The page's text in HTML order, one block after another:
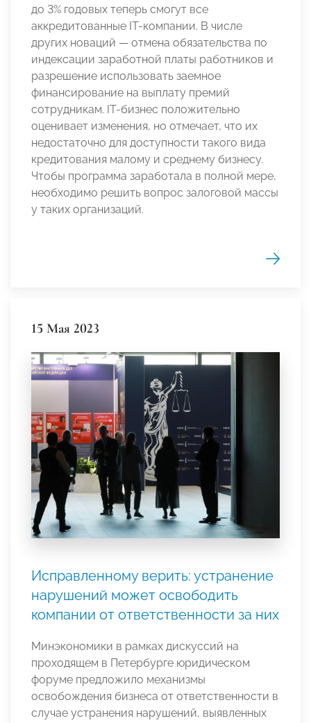
до 3% годовых теперь смогут все
аккредитованные IT-компании. В числе
других новаций — отмена обязательства по
индексации заработной платы работников и
разрешение использовать заемное
финансирование на выплату премий
сотрудникам. IT-бизнес положительно
оценивает изменения, но отмечает, что их
недостаточно для доступности такого вида
кредитования малому и среднему бизнесу.
Чтобы программа заработала в полной мере,
необходимо решить вопрос залоговой массы
у таких организаций.
15 Мая 2023
Исправленному верить: устранение
нарушений может освободить
компании от ответственности за них
Минэкономики в рамках дискуссий на
проходящем в Петербурге юридическом
форуме предложило механизмы
освобождения бизнеса от ответственности в
случае устранения нарушений, выявленных